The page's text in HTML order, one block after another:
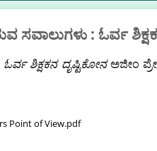
ಸವಾಲುಗಳು : ಓರ್ವ
ಶಿಕ್ಷಕನ ದೃಷ್ಟಿಕೋನಅಜೀಂ
Point of View.pdf